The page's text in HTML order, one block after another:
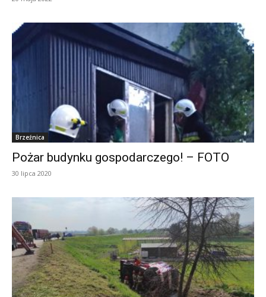
Brzeźnica
Pożar budynku gospodarczego! – FOTO
30 lipca 2020